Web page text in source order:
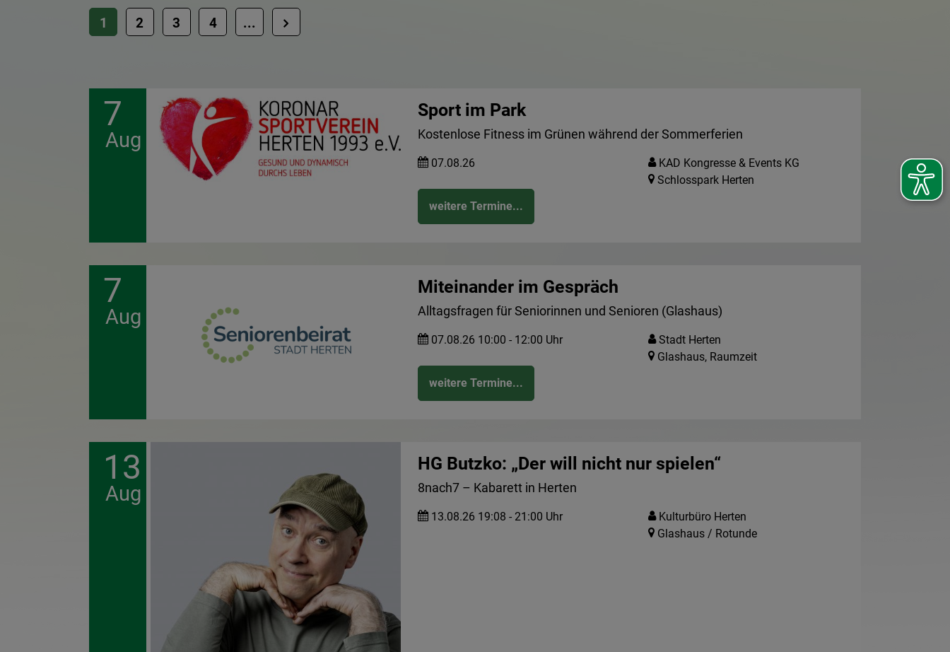
1 2 3 4 ...
7
Aug
Sport im Park
Kostenlose Fitness im Grünen während der Sommerferien
07.08.26
weitere Termine...
KAD Kongresse & Events KG
Schlosspark Herten
7
Aug
Miteinander im Gespräch
Alltagsfragen für Seniorinnen und Senioren (Glashaus)
07.08.26 10:00 - 12:00 Uhr
weitere Termine...
Stadt Herten
Glashaus, Raumzeit
13
Aug
HG Butzko: „Der will nicht nur spielen“
8nach7 – Kabarett in Herten
13.08.26 19:08 - 21:00 Uhr
Kulturbüro Herten
Glashaus / Rotunde